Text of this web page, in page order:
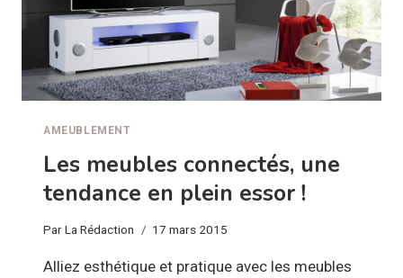
AMEUBLEMENT
Les meubles connectés, une
tendance en plein essor !
ParLa Rédaction 17 mars 2015
Alliez esthétique et pratique avec les meubles